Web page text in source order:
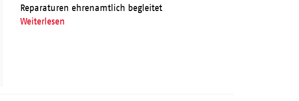
Reparaturen ehrenamtlich begleitet
Weiterlesen